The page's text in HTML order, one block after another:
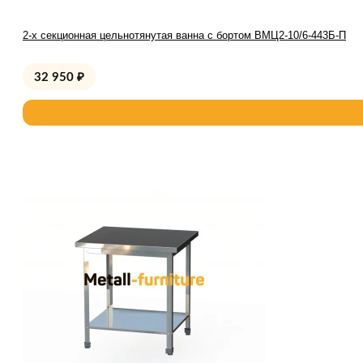
2-х секционная цельнотянутая ванна с бортом ВМЦ2-10/6-443Б-П
32 950 ₽